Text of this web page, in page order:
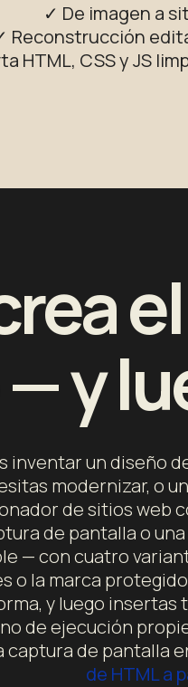
✓ De imagen a
Reconstrucción
HTML, CSS y JS
y
inventar un diseño
modernizar, o
de sitios web
de pantalla o
— con cuatro
o la marca
y luego
de ejecución
captura de pantalla
de HTML a